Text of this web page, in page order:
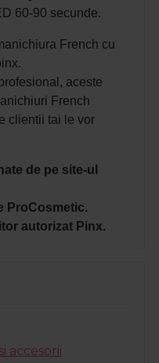
60-90 secunde.
French cu
aceste
French
clientii tai le vor
de pe site-ul
ProCosmetic.
autorizat Pinx.
accesorii